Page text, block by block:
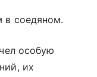
в соедяном.
особую
их